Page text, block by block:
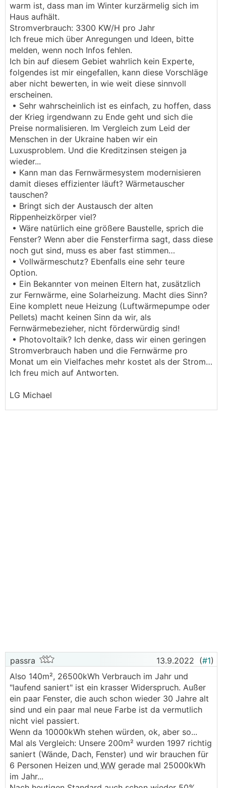
warm ist, dass man im Winter kurzärmelig sich im
Haus aufhält.
Stromverbrauch: 3300 KW/H pro Jahr
Ich freue mich über Anregungen und Ideen, bitte
melden, wenn noch Infos fehlen.
Ich bin auf diesem Gebiet wahrlich kein Experte,
folgendes ist mir eingefallen, kann diese Vorschläge
aber nicht bewerten, in wie weit diese sinnvoll
erscheinen.
• Sehr wahrscheinlich ist es einfach, zu hoffen, dass
der Krieg irgendwann zu Ende geht und sich die
Preise normalisieren. Im Vergleich zum Leid der
Menschen in der Ukraine haben wir ein
Luxusproblem. Und die Kreditzinsen steigen ja
wieder...
• Kann man das Fernwärmesystem modernisieren
damit dieses effizienter läuft? Wärmetauscher
tauschen?
• Bringt sich der Austausch der alten
Rippenheizkörper viel?
• Wäre natürlich eine größere Baustelle, sprich die
Fenster? Wenn aber die Fensterfirma sagt, dass diese
noch gut sind, muss es aber fast stimmen…
• Vollwärmeschutz? Ebenfalls eine sehr teure
Option.
• Ein Bekannter von meinen Eltern hat, zusätzlich
zur Fernwärme, eine Solarheizung. Macht dies Sinn?
Eine komplett neue Heizung (Luftwärmepumpe oder
Pellets) macht keinen Sinn da wir, als
Fernwärmebezieher, nicht förderwürdig sind!
• Photovoltaik? Ich denke, dass wir einen geringen
Stromverbrauch haben und die Fernwärme pro
Monat um ein Vielfaches mehr kostet als der Strom…
Ich freu mich auf Antworten.
LG Michael
passra 13.9.2022 (#1)
Also 140m², 26500kWh Verbrauch im Jahr und
"laufend saniert" ist ein krasser Widerspruch. Außer
ein paar Fenster, die auch schon wieder 30 Jahre alt
sind und ein paar mal neue Farbe ist da vermutlich
nicht viel passiert.
Wenn da 10000kWh stehen würden, ok, aber so...
Mal als Vergleich: Unsere 200m² wurden 1997 richtig
saniert (Wände, Dach, Fenster) und wir brauchen für
6 Personen Heizen und WW gerade mal 25000kWh
im Jahr...